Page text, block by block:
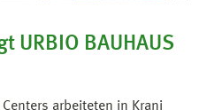
URBIO BAUHAUS
arbeiteten in Kranj